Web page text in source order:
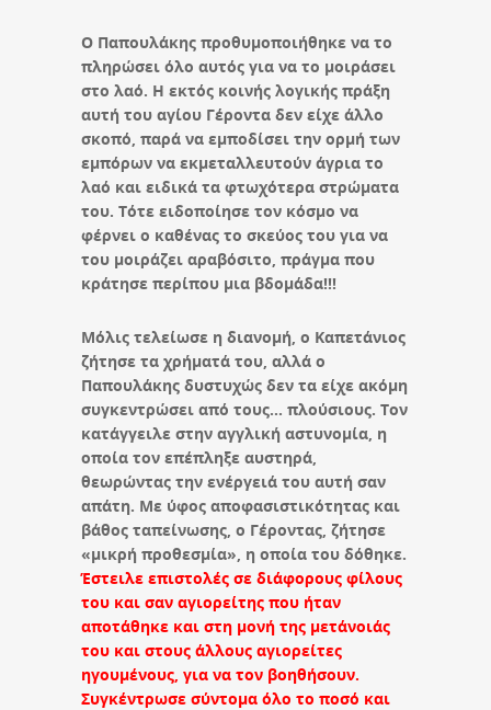
Ο Παπουλάκης προθυμοποιήθηκε να το
πληρώσει όλο αυτός για να το μοιράσει
στο λαό. Η εκτός κοινής λογικής πράξη
αυτή του αγίου Γέροντα δεν είχε άλλο
σκοπό, παρά να εμποδίσει την ορμή των
εμπόρων να εκμεταλλευτούν άγρια το
λαό και ειδικά τα φτωχότερα στρώματα
του. Τότε ειδοποίησε τον κόσμο να
φέρνει ο καθένας το σκεύος του για να
του μοιράζει αραβόσιτο, πράγμα που
κράτησε περίπου μια βδομάδα!!!
Μόλις τελείωσε η διανομή, ο Καπετάνιος
ζήτησε τα χρήματά του, αλλά ο
Παπουλάκης δυστυχώς δεν τα είχε ακόμη
συγκεντρώσει από τους… πλούσιους. Τον
κατάγγειλε στην αγγλική αστυνομία, η
οποία τον επέπληξε αυστηρά,
θεωρώντας την ενέργειά του αυτή σαν
απάτη. Με ύφος αποφασιστικότητας και
βάθος ταπείνωσης, ο Γέροντας, ζήτησε
«μικρή προθεσμία», η οποία του δόθηκε.
Έστειλε επιστολές σε διάφορους φίλους
του και σαν αγιορείτης που ήταν
αποτάθηκε και στη μονή της μετάνοιάς
του και στους άλλους αγιορείτες
ηγουμένους, για να τον βοηθήσουν.
Συγκέντρωσε σύντομα όλο το ποσό και